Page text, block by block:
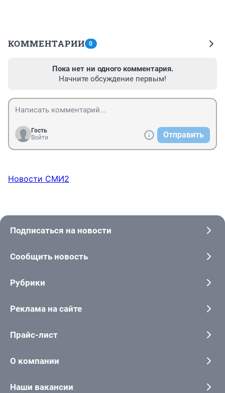
КОММЕНТАРИИ 0
Пока нет ни одного комментария.
Начните обсуждение первым!
Гость
Войти
Отправить
Новости СМИ2
Подписаться на новости
Сообщить новость
Рубрики
Реклама на сайте
Прайс-лист
О компании
Наши вакансии